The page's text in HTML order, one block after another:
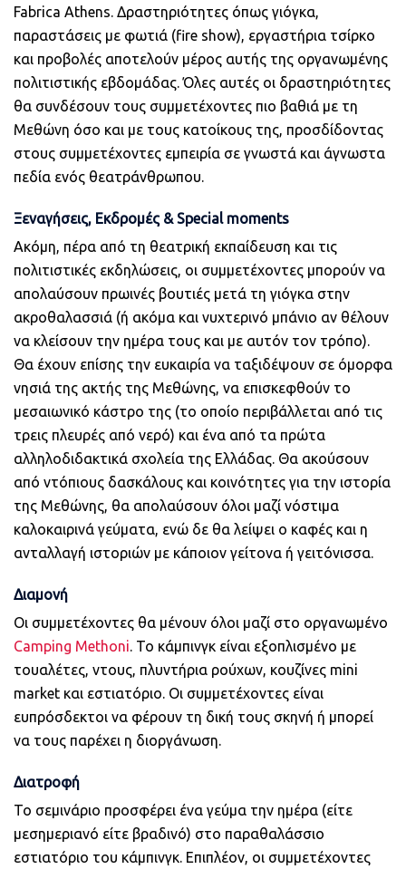
Fabrica Athens. Δραστηριότητες όπως γιόγκα,
παραστάσεις με φωτιά (fire show), εργαστήρια τσίρκο
και προβολές αποτελούν μέρος αυτής της οργανωμένης
πολιτιστικής εβδομάδας. Όλες αυτές οι δραστηριότητες
θα συνδέσουν τους συμμετέχοντες πιο βαθιά με τη
Μεθώνη όσο και με τους κατοίκους της, προσδίδοντας
στους συμμετέχοντες εμπειρία σε γνωστά και άγνωστα
πεδία ενός θεατράνθρωπου.
Ξεναγήσεις, Εκδρομές & Special moments
Ακόμη, πέρα από τη θεατρική εκπαίδευση και τις
πολιτιστικές εκδηλώσεις, οι συμμετέχοντες μπορούν να
απολαύσουν πρωινές βουτιές μετά τη γιόγκα στην
ακροθαλασσιά (ή ακόμα και νυχτερινό μπάνιο αν θέλουν
να κλείσουν την ημέρα τους και με αυτόν τον τρόπο).
Θα έχουν επίσης την ευκαιρία να ταξιδέψουν σε όμορφα
νησιά της ακτής της Μεθώνης, να επισκεφθούν το
μεσαιωνικό κάστρο της (το οποίο περιβάλλεται από τις
τρεις πλευρές από νερό) και ένα από τα πρώτα
αλληλοδιδακτικά σχολεία της Ελλάδας. Θα ακούσουν
από ντόπιους δασκάλους και κοινότητες για την ιστορία
της Μεθώνης, θα απολαύσουν όλοι μαζί νόστιμα
καλοκαιρινά γεύματα, ενώ δε θα λείψει ο καφές και η
ανταλλαγή ιστοριών με κάποιον γείτονα ή γειτόνισσα.
Διαμονή
Οι συμμετέχοντες θα μένουν όλοι μαζί στο οργανωμένο
Camping Methoni. Το κάμπινγκ είναι εξοπλισμένο με
τουαλέτες, ντους, πλυντήρια ρούχων, κουζίνες mini
market και εστιατόριο. Οι συμμετέχοντες είναι
ευπρόσδεκτοι να φέρουν τη δική τους σκηνή ή μπορεί
να τους παρέχει η διοργάνωση.
Διατροφή
Το σεμινάριο προσφέρει ένα γεύμα την ημέρα (είτε
μεσημεριανό είτε βραδινό) στο παραθαλάσσιο
εστιατόριο του κάμπινγκ. Επιπλέον, οι συμμετέχοντες